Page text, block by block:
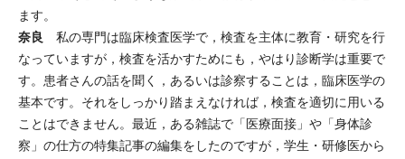
ます。
奈良 私の専門は臨床検査医学で，検査を主体に教育・研究を行
なっていますが，検査を活かすためにも，やはり診断学は重要で
す。患者さんの話を聞く，あるいは診察することは，臨床医学の
基本です。それをしっかり踏まえなければ，検査を適切に用いる
ことはできません。最近，ある雑誌で「医療面接」や「身体診
察」の仕方の特集記事の編集をしたのですが，学生・研修医から